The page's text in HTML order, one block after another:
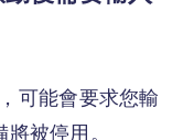
可能會要求您輸
被停用。